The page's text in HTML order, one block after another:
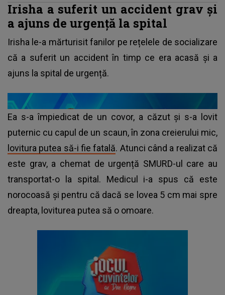
Irisha a suferit un accident grav și
a ajuns de urgență la spital
Irisha le-a mărturisit fanilor pe rețelele de socializare
că a suferit un accident în timp ce era acasă și a
ajuns la spital de urgență.
Ea s-a împiedicat de un covor, a căzut și s-a lovit
puternic cu capul de un scaun, în zona creierului mic,
lovitura putea să-i fie fatală. Atunci când a realizat că
este grav, a chemat de urgență SMURD-ul care au
transportat-o la spital. Medicul i-a spus că este
norocoasă și pentru că dacă se lovea 5 cm mai spre
dreapta, loviturea putea să o omoare.